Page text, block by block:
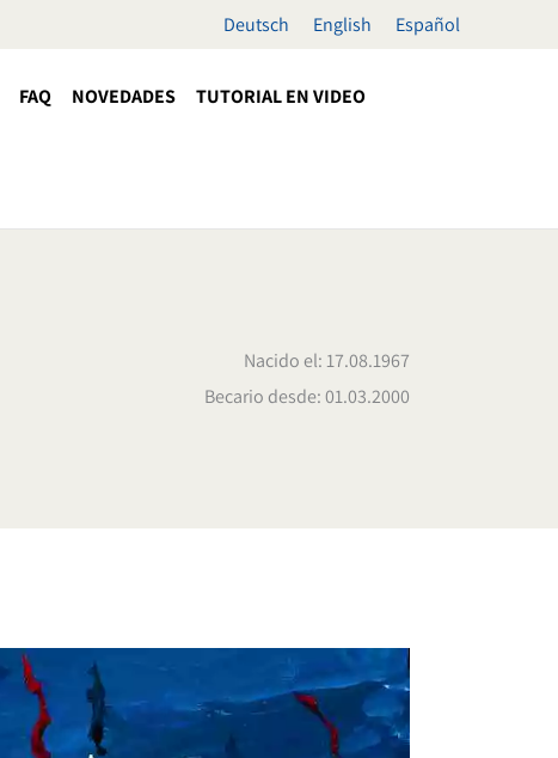
Deutsch English Español
FAQ NOVEDADES TUTORIAL EN VIDEO
Nacido el: 17.08.1967
Becario desde: 01.03.2000